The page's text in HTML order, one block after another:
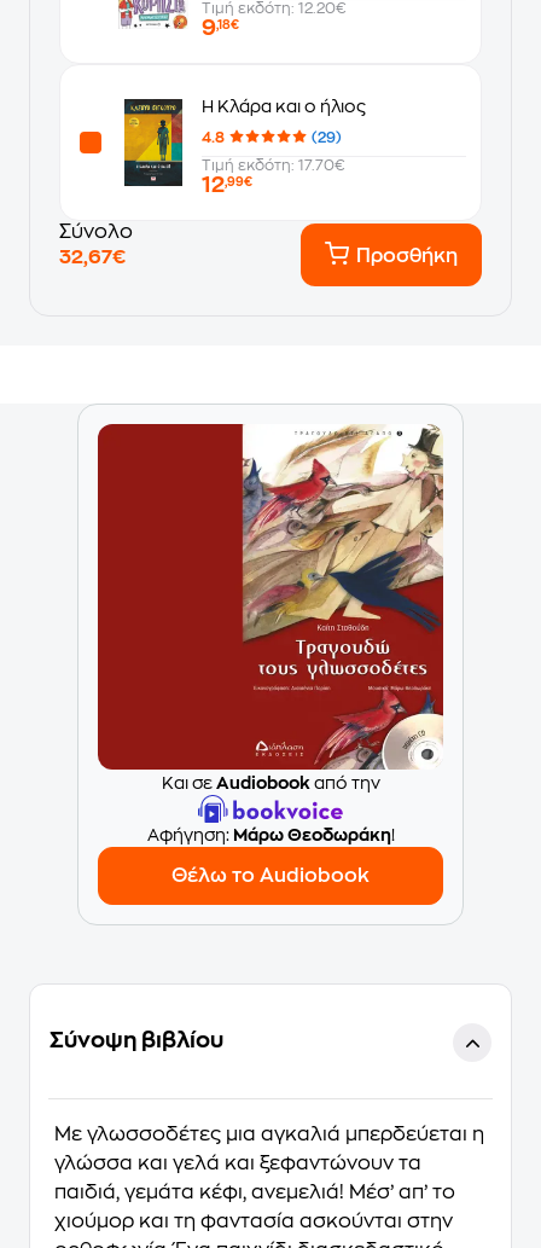
Τιμή εκδότη: 12.20€
9,18€
Η Κλάρα και ο ήλιος
4.8
(29)
Τιμή εκδότη: 17.70€
12,99€
Σύνολο
32,67€
Προσθήκη
Και σε Audiobookαπό την
Aφήγηση: Μάρω Θεοδωράκη!
Θέλω το Audiobook
Σύνοψη βιβλίου
Με γλωσσοδέτες μια αγκαλιά μπερδεύεται η
γλώσσα και γελά και ξεφαντώνουν τα
παιδιά, γεμάτα κέφι, ανεμελιά! Μέσ’ απ’ το
χιούμορ και τη φαντασία ασκούνται στην